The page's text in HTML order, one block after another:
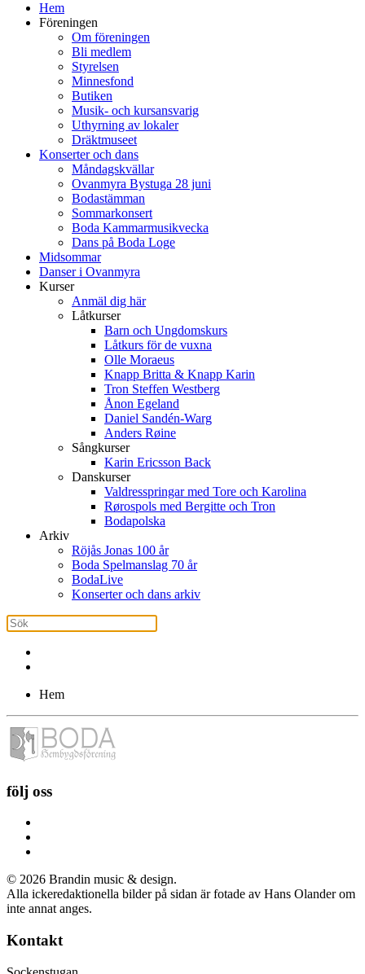
Hem
Föreningen
Om föreningen
Bli medlem
Styrelsen
Minnesfond
Butiken
Musik- och kursansvarig
Uthyrning av lokaler
Dräktmuseet
Konserter och dans
Måndagskvällar
Ovanmyra Bystuga 28 juni
Bodastämman
Sommarkonsert
Boda Kammarmusikvecka
Dans på Boda Loge
Midsommar
Danser i Ovanmyra
Kurser
Anmäl dig här
Låtkurser
Barn och Ungdomskurs
Låtkurs för de vuxna
Olle Moraeus
Knapp Britta & Knapp Karin
Tron Steffen Westberg
Ånon Egeland
Daniel Sandén-Warg
Anders Røine
Sångkurser
Karin Ericsson Back
Danskurser
Valdresspringar med Tore och Karolina
Rørospols med Bergitte och Tron
Bodapolska
Arkiv
Röjås Jonas 100 år
Boda Spelmanslag 70 år
BodaLive
Konserter och dans arkiv
Hem
följ oss
© 2026 Brandin music & design.
Alla ickeredaktionella bilder på sidan är fotade av Hans Olander om
inte annat anges.
Kontakt